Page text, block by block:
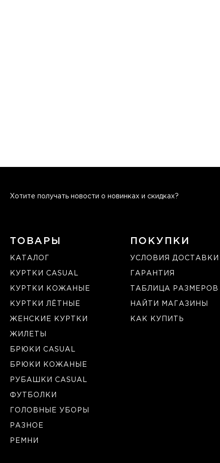
Хотите получать новости о новинках и скидках?
ТОВАРЫ
КАТАЛОГ
КУРТКИ CASUAL
КУРТКИ КОЖАНЫЕ
КУРТКИ ЛЁТНЫЕ
ЖЕНСКИЕ КУРТКИ
ЖИЛЕТЫ
БРЮКИ CASUAL
БРЮКИ КОЖАНЫЕ
РУБАШКИ CASUAL
ФУТБОЛКИ
ГОЛОВНЫЕ УБОРЫ
РАЗНОЕ
РЕМНИ
ПОКУПКИ
УСЛОВИЯ ДОСТАВКИ
ГАРАНТИЯ
ТАБЛИЦА РАЗМЕРОВ
НАЙТИ МАГАЗИНЫ
КАК КУПИТЬ